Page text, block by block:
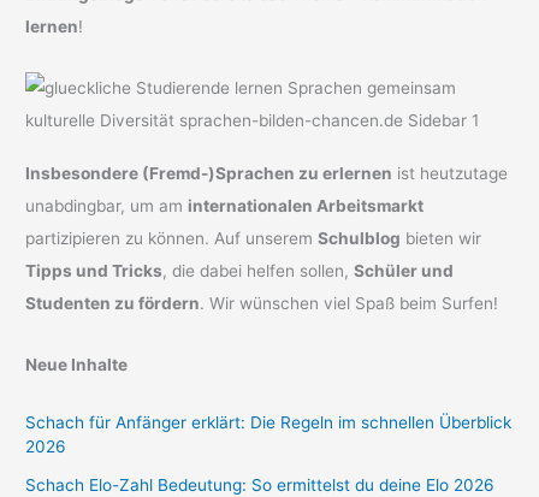
lernen!
Insbesondere (Fremd-)Sprachen zu erlernen ist heutzutage
unabdingbar, um am internationalen Arbeitsmarkt
partizipieren zu können. Auf unseremSchulblog bieten wir
Tipps und Tricks, die dabei helfen sollen,Schüler und
Studenten zu fördern. Wir wünschen viel Spaß beim Surfen!
Neue Inhalte
Schach für Anfänger erklärt: Die Regeln im schnellen Überblick
2026
Schach Elo-Zahl Bedeutung: So ermittelst du deine Elo 2026